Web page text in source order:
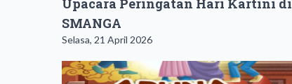
SMANGA
Selasa, 21 April 2026